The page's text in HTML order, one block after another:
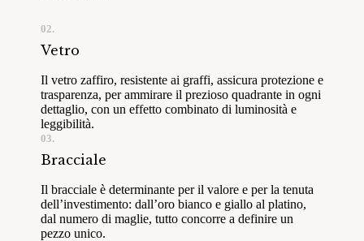
02.
Vetro
Il vetro zaffiro, resistente ai graffi, assicura protezione e
trasparenza, per ammirare il prezioso quadrante in ogni
dettaglio, con un effetto combinato di luminosità e
leggibilità.
03.
Bracciale
Il bracciale è determinante per il valore e per la tenuta
dell’investimento: dall’oro bianco e giallo al platino,
dal numero di maglie, tutto concorre a definire un
pezzo unico.